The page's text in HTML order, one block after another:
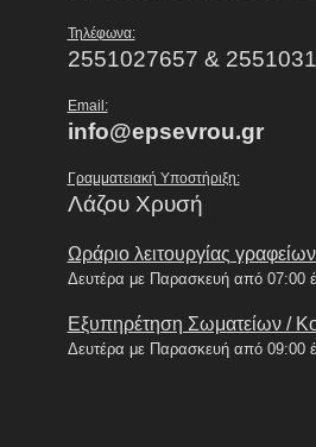
Τηλέφωνα:
2551027657 &
Email:
info@epsevrou.gr
Γραμματειακή Υποστήριξη:
Λάζου Χρυσή
Ωράριο λειτουργίας
Δευτέρα με Παρασκευή από 07:00
Εξυπηρέτηση Σωματείων /
Δευτέρα με Παρασκευή από 09:00